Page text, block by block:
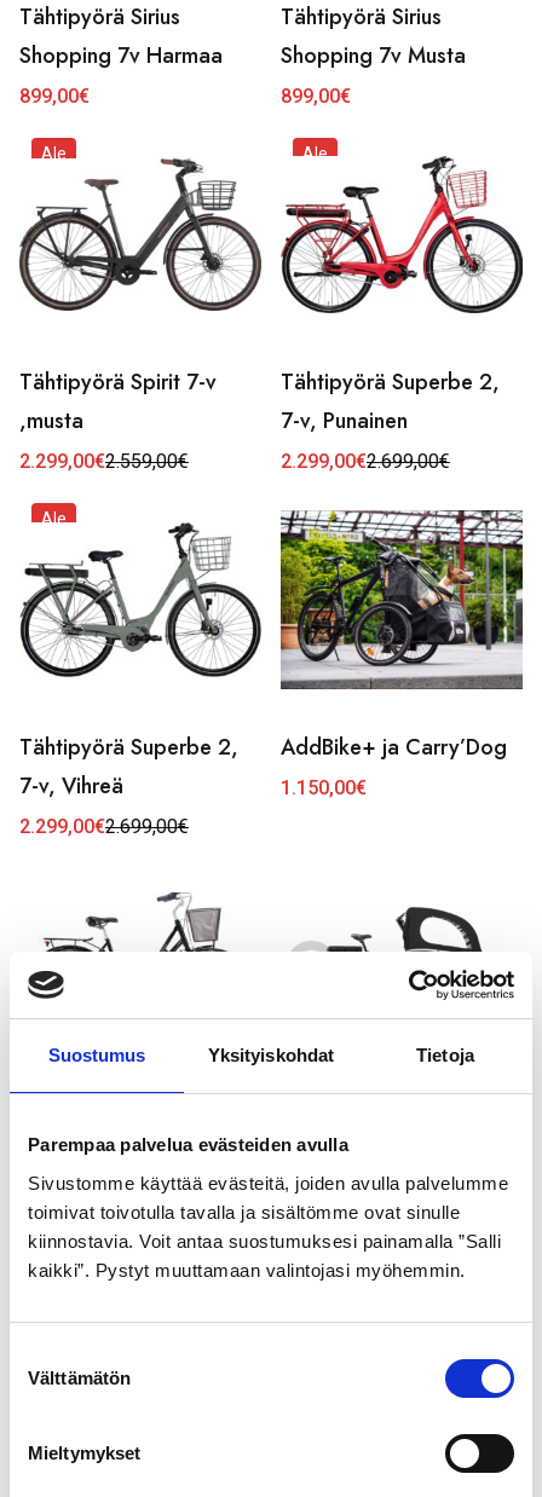
Suostumus Yksityiskohdat Tietoja
Parempaa palvelua evästeiden avulla
Sivustomme käyttää evästeitä, joiden avulla palvelumme
toimivat toivotulla tavalla ja sisältömme ovat sinulle
kiinnostavia. Voit antaa suostumuksesi painamalla ”Salli
kaikki”. Pystyt muuttamaan valintojasi myöhemmin.
Välttämätön
Mieltymykset
Tähtipyörä Sirius
Shopping 7v Harmaa
899,00€
Tähtipyörä Sirius
Shopping 7v Musta
899,00€
Ale
Tähtipyörä Spirit 7-v
,musta
2.559,00€
Alkuperäinen
oli:
2.559,00€.
2.299,00€
Nykyinen
on:
2.299,00€.
Ale
Tähtipyörä Superbe 2,
7-v, Punainen
2.699,00€
Alkuperäinen
oli:
2.699,00€.
2.299,00€
Nykyinen
on:
2.299,00€.
Ale
Tähtipyörä Superbe 2,
7-v, Vihreä
2.699,00€
Alkuperäinen
2.299,00€
Nykyinen
AddBike+ ja Carry’Dog
1.150,00€
Musta
799,00€
5.620,00
5.620,00€
-
6.615,00€
tuotteella
on
useampi
muunnelma.
Winther Kangaroo Luxe